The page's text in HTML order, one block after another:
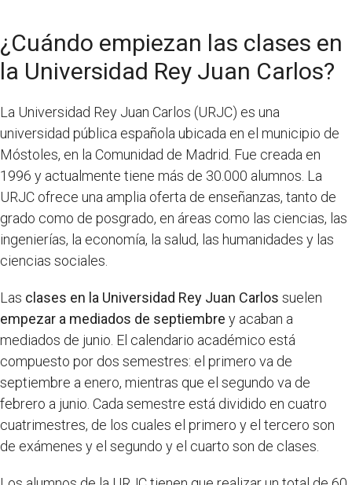
¿Cuándo empiezan las clases en
la Universidad Rey Juan Carlos?
La Universidad Rey Juan Carlos (URJC) es una
universidad pública española ubicada en el municipio de
Móstoles, en la Comunidad de Madrid. Fue creada en
1996 y actualmente tiene más de 30.000 alumnos. La
URJC ofrece una amplia oferta de enseñanzas, tanto de
grado como de posgrado, en áreas como las ciencias, las
ingenierías, la economía, la salud, las humanidades y las
ciencias sociales.
Las clases en la Universidad Rey Juan Carlos suelen
empezar a mediados de septiembre y acaban a
mediados de junio. El calendario académico está
compuesto por dos semestres: el primero va de
septiembre a enero, mientras que el segundo va de
febrero a junio. Cada semestre está dividido en cuatro
cuatrimestres, de los cuales el primero y el tercero son
de exámenes y el segundo y el cuarto son de clases.